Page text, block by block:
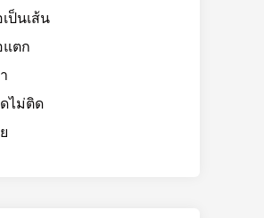
ป็นเส้น
ตก
ไม่ติด